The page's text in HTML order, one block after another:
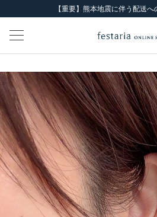
【重要】熊本地震に伴う配送